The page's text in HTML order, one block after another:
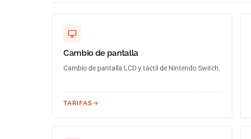
Cambio de pantalla
Cambio de pantalla LCD y táctil de Nintendo Switch.
TARIFAS